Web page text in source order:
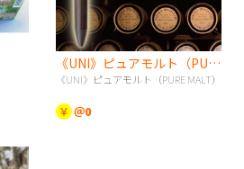
《UNI》ピュアモルト（PURE MALT）
《UNI》ピュアモルト（PURE MALT）
￥ ＠0